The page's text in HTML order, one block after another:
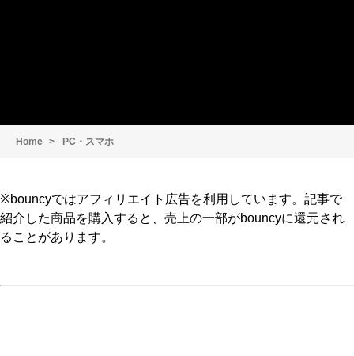
Home PC・スマホ
※bouncyではアフィリエイト広告を利用しています。記事で
紹介した商品を購入すると、売上の一部がbouncyに還元され
ることがあります。